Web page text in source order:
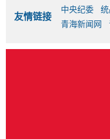
友情链接
中央纪委
青海新闻网